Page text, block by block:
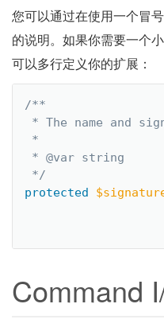
您可以通过在使用一个冒
的说明。如果你需要一个
可以多行定义你的扩展：
/**
* The name and
*
* @var string
*/
protected
Command